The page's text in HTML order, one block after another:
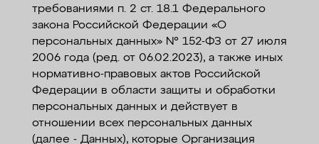
требованиями п. 2 ст. 18.1 Федерального
закона Российской Федерации «О
персональных данных» № 152-ФЗ от 27 июля
2006 года (ред. от 06.02.2023), а также иных
нормативно-правовых актов Российской
Федерации в области защиты и обработки
персональных данных и действует в
отношении всех персональных данных
(далее - Данных), которые Организация